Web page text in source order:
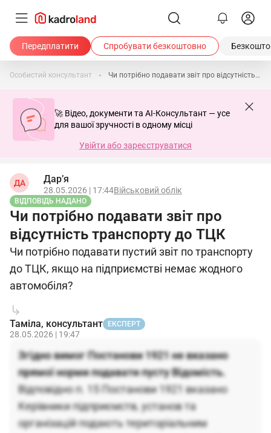
Передплатити Спробувати безкоштовно
Особистий консультант Чи потрібно подавати звіт про відсутність транспорту до ТЦК
🚀 Відео, документи та AI-Консультант — усе
для вашої зручності в одному місці
Увійти або зареєструватися
ДА Дар’я
28.05.2026 | 17:44Військовий облік
ВІДПОВІДЬ НАДАНО
Чи потрібно подавати звіт про
відсутність транспорту до ТЦК
Чи потрібно подавати пустий звіт по транспорту
до ТЦК, якщо на підприємстві немає жодного
автомобіля?
Таміла, консультант ЕКСПЕРТ
28.05.2026 | 19:47
Згідно вимог Постанови 1921 не вказано
прямої норми подавати пусту Відомість.
Відповідно п. 15 Постанови 1921 вказано
Керівники підприємств, установ та
організацій подають територіальним